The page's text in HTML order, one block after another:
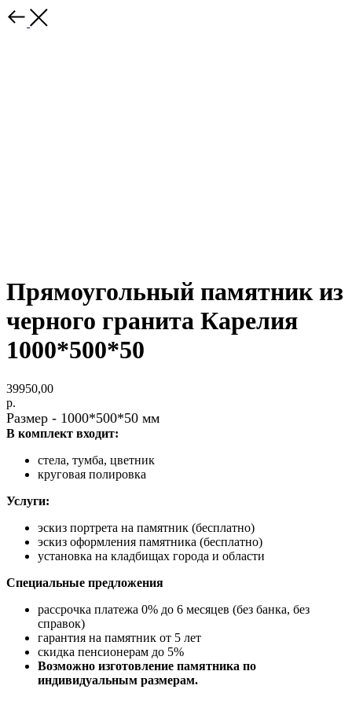
Прямоугольный памятник из
черного гранита Карелия
1000*500*50
39950,00
р.
Размер - 1000*500*50 мм
В комплект входит:
стела, тумба, цветник
круговая полировка
Услуги:
эскиз портрета на памятник (бесплатно)
эскиз оформления памятника (бесплатно)
установка на кладбищах города и области
Специальные предложения
рассрочка платежа 0% до 6 месяцев (без банка, без
справок)
гарантия на памятник от 5 лет
скидка пенсионерам до 5%
Возможно изготовление памятника по
индивидуальным размерам.